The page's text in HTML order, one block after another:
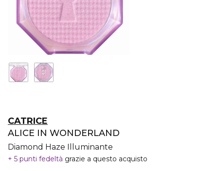
CATRICE
ALICE IN WONDERLAND
Diamond Haze Illuminante
5 punti fedeltà grazie a questo acquisto